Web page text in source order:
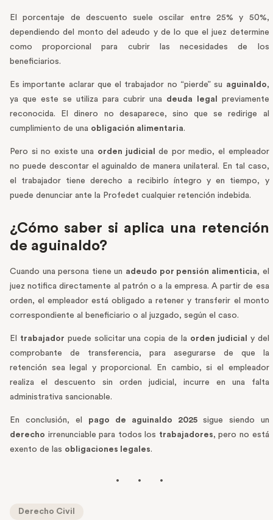
El porcentaje de descuento suele oscilar entre 25% y 50%,
dependiendo del monto del adeudo y de lo que el juez determine
como proporcional para cubrir las necesidades de los
beneficiarios.
Es importante aclarar que el trabajador no “pierde” su aguinaldo,
ya que este se utiliza para cubrir una deuda legal
previamente
reconocida. El dinero no desaparece, sino que se redirige al
cumplimiento de una obligación alimentaria.
Pero si no existe una orden judicial
de por medio, el empleador
no puede descontar el aguinaldo de manera unilateral. En tal caso,
el trabajador tiene derecho a recibirlo íntegro y en tiempo, y
puede denunciar ante la Profedet cualquier retención indebida.
¿Cómo saber si aplica una retención
de aguinaldo?
Cuando una persona tiene un adeudo por pensión alimenticia, el
juez notifica directamente al patrón o a la empresa. A partir de esa
orden, el empleador está obligado a retener y transferir el monto
correspondiente al beneficiario o al juzgado, según el caso.
El trabajador puede solicitar una copia de la orden judicial
y del
comprobante de transferencia, para asegurarse de que la
retención sea legal y proporcional. En cambio, si el empleador
realiza el descuento sin orden judicial, incurre en una falta
administrativa sancionable.
En conclusión, el pago de aguinaldo 2025 sigue siendo un
derecho irrenunciable para todos los trabajadores, pero no está
exento de las obligaciones legales.
Derecho Civil